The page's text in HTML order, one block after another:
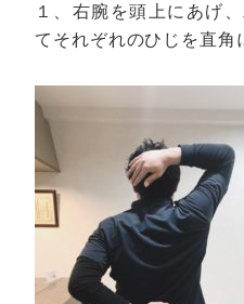
１、右腕を頭上にあげ
てそれぞれのひじを直角